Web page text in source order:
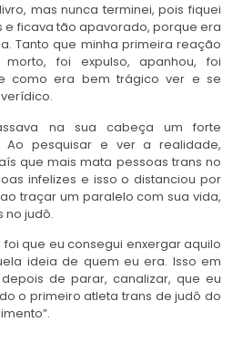
mas nunca terminei, pois fiquei
e ficava tão apavorado, porque era
Tanto que minha primeira reação
foi expulso, apanhou, foi
como era bem trágico ver e se
na sua cabeça um forte
Ao pesquisar e ver a realidade,
que mais mata pessoas trans no
infelizes e isso o distanciou por
traçar um paralelo com sua vida,
no judô.
foi que eu consegui enxergar aquilo
ideia de quem eu era. Isso em
de parar, canalizar, que eu
o primeiro atleta trans de judô do